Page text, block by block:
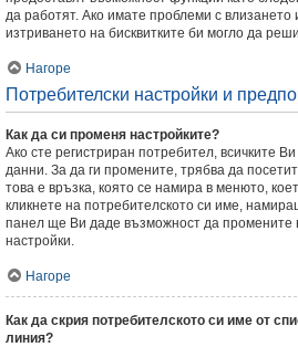
да работят. Ако имате проблеми с
изтриването на бисквитките би могло да
Нагоре
Потребителски настройки и
Как да си променя настройките?
Ако сте регистриран потребител, всичките
данни. За да ги промените, трябва да
това е връзка, която се намира в менюто,
кликнете на потребителското си име,
панел ще Ви даде възможност да промените
настройки.
Нагоре
Как да скрия потребителското си име от
линия?